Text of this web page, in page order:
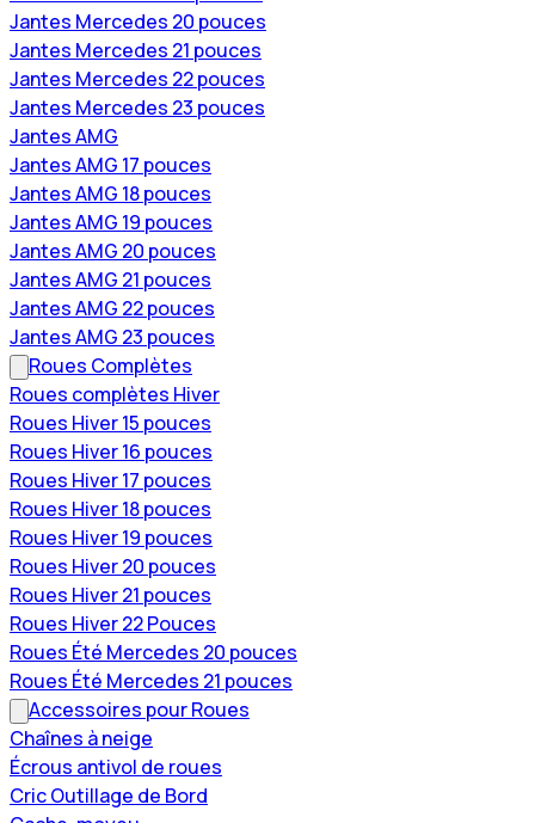
Jantes Mercedes 20 pouces
Jantes Mercedes 21 pouces
Jantes Mercedes 22 pouces
Jantes Mercedes 23 pouces
Jantes AMG
Jantes AMG 17 pouces
Jantes AMG 18 pouces
Jantes AMG 19 pouces
Jantes AMG 20 pouces
Jantes AMG 21 pouces
Jantes AMG 22 pouces
Jantes AMG 23 pouces
Roues Complètes
Roues complètes Hiver
Roues Hiver 15 pouces
Roues Hiver 16 pouces
Roues Hiver 17 pouces
Roues Hiver 18 pouces
Roues Hiver 19 pouces
Roues Hiver 20 pouces
Roues Hiver 21 pouces
Roues Hiver 22 Pouces
Roues Été Mercedes 20 pouces
Roues Été Mercedes 21 pouces
Accessoires pour Roues
Chaînes à neige
Écrous antivol de roues
Cric Outillage de Bord